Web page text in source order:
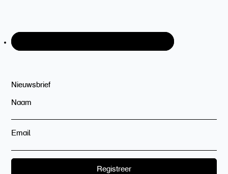
Nieuwsbrief
Naam
Email